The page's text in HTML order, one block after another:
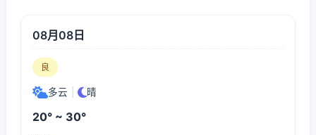
08月08日
良
多云 晴
20° ~ 30°